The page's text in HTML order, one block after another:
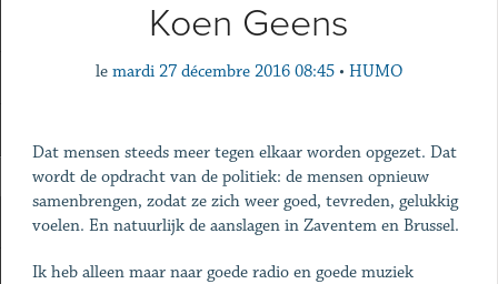
Koen Geens
le mardi 27 décembre 2016 08:45 • HUMO
Dat mensen steeds meer tegen elkaar worden opgezet. Dat
wordt de opdracht van de politiek: de mensen opnieuw
samenbrengen, zodat ze zich weer goed, tevreden, gelukkig
voelen. En natuurlijk de aanslagen in Zaventem en Brussel.
Ik heb alleen maar naar goede radio en goede muziek